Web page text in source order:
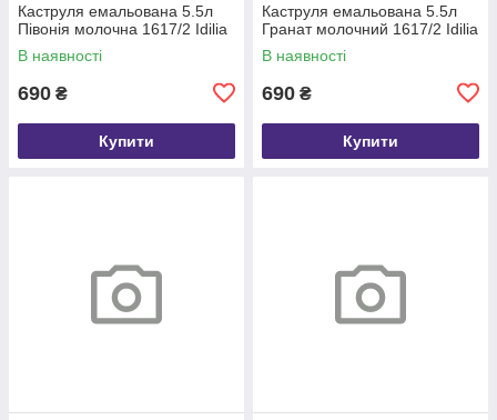
Каструля емальована 5.5л
Півонія молочна 1617/2 Idilia
В наявності
690 ₴
Купити
Каструля емальована 5.5л
Гранат молочний 1617/2 Idilia
В наявності
690 ₴
Купити